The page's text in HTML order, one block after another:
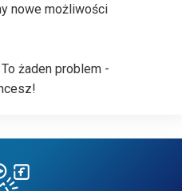
nowe możliwości
żaden problem -